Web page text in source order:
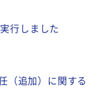
行しました
（追加）に関する